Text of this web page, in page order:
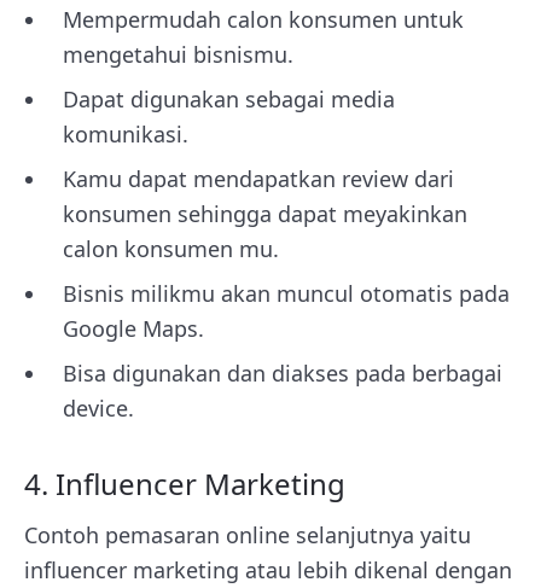
Mempermudah calon konsumen untuk
mengetahui bisnismu.
Dapat digunakan sebagai media
komunikasi.
Kamu dapat mendapatkan review dari
konsumen sehingga dapat meyakinkan
calon konsumen mu.
Bisnis milikmu akan muncul otomatis pada
Google Maps.
Bisa digunakan dan diakses pada berbagai
device.
4. Influencer Marketing
Contoh pemasaran online selanjutnya yaitu
influencer marketing atau lebih dikenal dengan